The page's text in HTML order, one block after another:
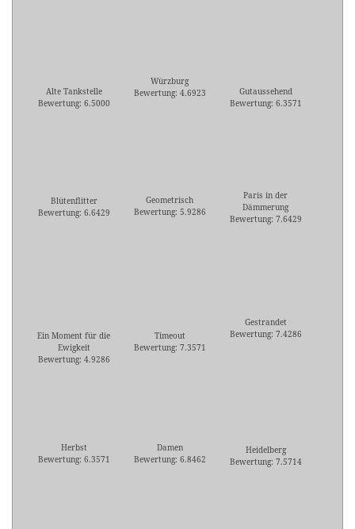
Alte Tankstelle
Bewertung: 6.5000
Würzburg
Bewertung: 4.6923
Gutaussehend
Bewertung: 6.3571
Blütenflitter
Bewertung: 6.6429
Geometrisch
Bewertung: 5.9286
Paris in der
Dämmerung
Bewertung: 7.6429
Ein Moment für die
Ewigkeit
Bewertung: 4.9286
Timeout
Bewertung: 7.3571
Gestrandet
Bewertung: 7.4286
Herbst
Bewertung: 6.3571
Damen
Bewertung: 6.8462
Heidelberg
Bewertung: 7.5714